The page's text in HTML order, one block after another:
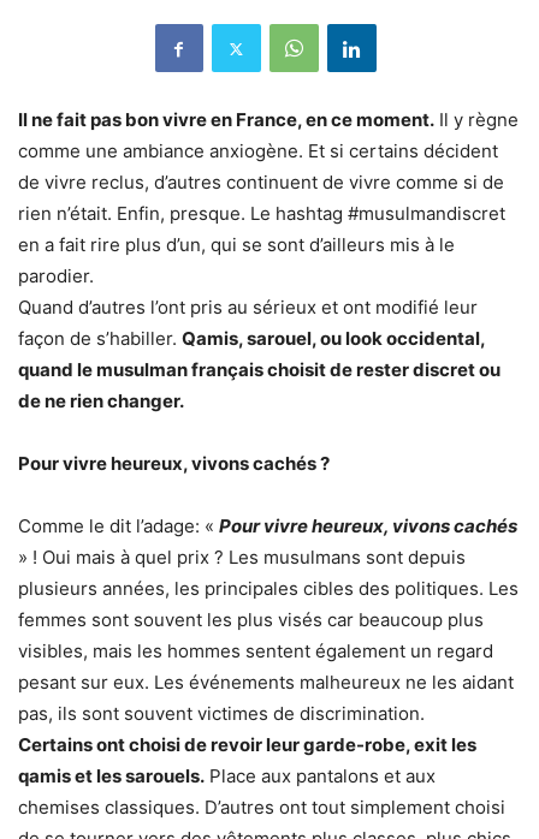
Il ne fait pas bon vivre en France, en ce moment. Il y règne
comme une ambiance anxiogène. Et si certains décident
de vivre reclus, d’autres continuent de vivre comme si de
rien n’était. Enfin, presque. Le hashtag #musulmandiscret
en a fait rire plus d’un, qui se sont d’ailleurs mis à le
parodier.
Quand d’autres l’ont pris au sérieux et ont modifié leur
façon de s’habiller. Qamis, sarouel, ou look occidental,
quand le musulman français choisit de rester discret ou
de ne rien changer.
Pour vivre heureux, vivons cachés ?
Comme le dit l’adage: « Pour vivre heureux, vivons cachés
» ! Oui mais à quel prix ? Les musulmans sont depuis
plusieurs années, les principales cibles des politiques. Les
femmes sont souvent les plus visés car beaucoup plus
visibles, mais les hommes sentent également un regard
pesant sur eux. Les événements malheureux ne les aidant
pas, ils sont souvent victimes de discrimination.
Certains ont choisi de revoir leur garde-robe, exit les
qamis et les sarouels. Place aux pantalons et aux
chemises classiques. D’autres ont tout simplement choisi